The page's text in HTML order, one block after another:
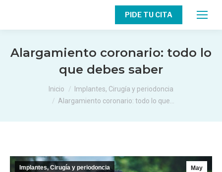
PIDE TU CITA
Alargamiento coronario: todo lo
que debes saber
Estás aquí:Inicio
Implantes, Cirugía y periodoncia
Alargamiento coronario: todo lo que…
May
Implantes, Cirugía y periodoncia